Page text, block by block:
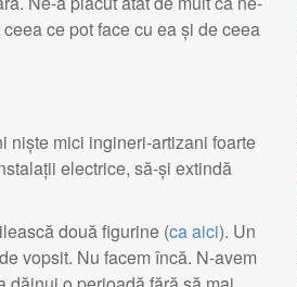
ce pot face cu ea și de ceea
niște mici ingineri-artizani foarte
electrice, să-și extindă
două figurine (ca aici). Un
vopsit. Nu facem încă. N-avem